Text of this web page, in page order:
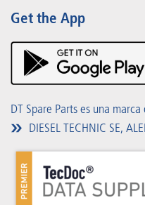
Partner Portal
Product Promotions
Beneficios
Eventos
Descargas
Get the App
DT Spare Parts es una marca
DIESEL TECHNIC SE,